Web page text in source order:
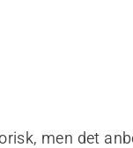
men det